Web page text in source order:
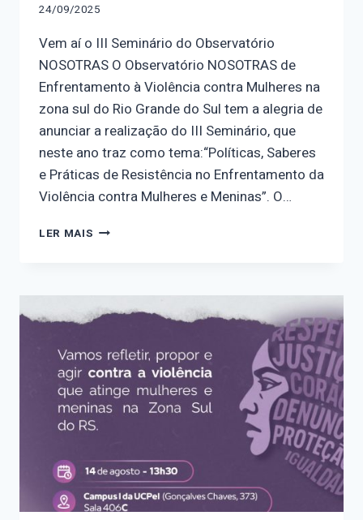
24/09/2025
Vem aí o III Seminário do Observatório
NOSOTRAS O Observatório NOSOTRAS de
Enfrentamento à Violência contra Mulheres na
zona sul do Rio Grande do Sul tem a alegria de
anunciar a realização do III Seminário, que
neste ano traz como tema:“Políticas, Saberes
e Práticas de Resistência no Enfrentamento da
Violência contra Mulheres e Meninas”. O…
LER MAIS III
NOSOTRAS